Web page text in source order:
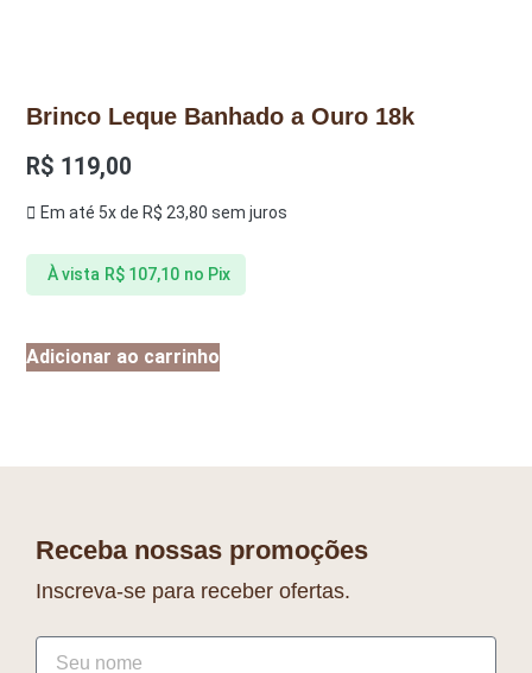
Brinco Leque Banhado a Ouro 18k
R$ 119,00
Em até 5x de R$ 23,80 sem juros
À vista R$107,10 no Pix
Adicionar ao carrinho
Receba nossas promoções
Inscreva-se para receber ofertas.